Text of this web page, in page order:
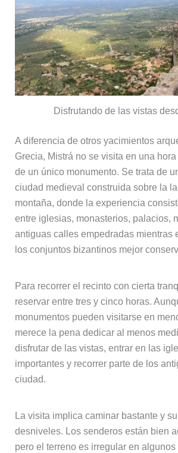
Disfrutando de las vistas
A diferencia de otros yacimientos
Grecia, Mistrá no se visita en una
de un único monumento. Se trata de
ciudad medieval construida sobre la
montaña, donde la experiencia
entre iglesias, monasterios, palacios,
antiguas calles empedradas mientras
los conjuntos bizantinos mejor
Para recorrer el recinto con cierta
reservar entre tres y cinco horas.
monumentos pueden visitarse en
merece la pena dedicar al menos
disfrutar de las vistas, entrar en las
importantes y recorrer parte de los
ciudad.
La visita implica caminar bastante y
desniveles. Los senderos están bien
pero el terreno es irregular en